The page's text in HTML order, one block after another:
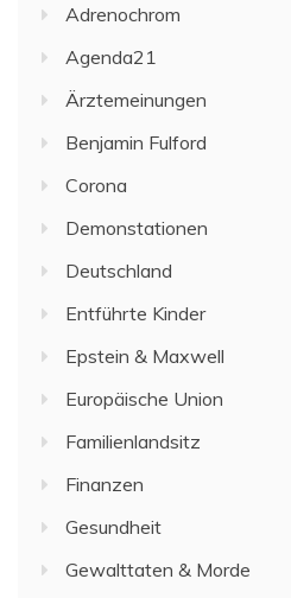
Adrenochrom
Agenda21
Ärztemeinungen
Benjamin Fulford
Corona
Demonstationen
Deutschland
Entführte Kinder
Epstein & Maxwell
Europäische Union
Familienlandsitz
Finanzen
Gesundheit
Gewalttaten & Morde